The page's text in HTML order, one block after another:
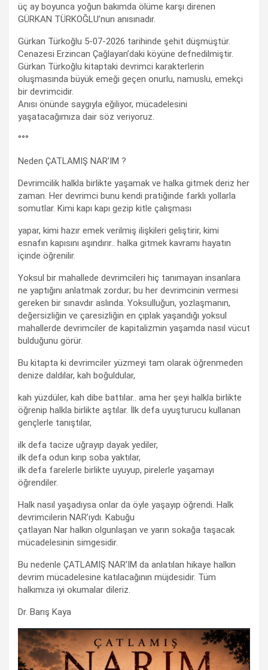
üç ay boyunca yoğun bakımda ölüme karşı direnen
GÜRKAN TÜRKOĞLU’nun anısınadır.
Gürkan Türkoğlu 5-07-2026 tarihinde şehit düşmüştür.
Cenazesi Erzincan Çağlayan’daki köyüne defnedilmiştir.
Gürkan Türkoğlu kitaptaki devrimci karakterlerin
oluşmasında büyük emeği geçen onurlu, namuslu, emekçi
bir devrimcidir.
Anısı önünde saygıyla eğiliyor, mücadelesini
yaşatacağımıza dair söz veriyoruz.
°°°
Neden ÇATLAMIŞ NAR’IM ?
Devrimcilik halkla birlikte yaşamak ve halka gitmek deriz her
zaman. Her devrimci bunu kendi pratiğinde farklı yollarla
somutlar. Kimi kapı kapı gezip kitle çalışması
yapar, kimi hazır emek verilmiş ilişkileri geliştirir, kimi
esnafın kapısını aşındırır.. halka gitmek kavramı hayatın
içinde öğrenilir.
Yoksul bir mahallede devrimcileri hiç tanımayan insanlara
ne yaptığını anlatmak zordur; bu her devrimcinin vermesi
gereken bir sınavdır aslında. Yoksulluğun, yozlaşmanın,
değersizliğin ve çaresizliğin en çıplak yaşandığı yoksul
mahallerde devrimciler de kapitalizmin yaşamda nasıl vücut
bulduğunu görür.
Bu kitapta ki devrimciler yüzmeyi tam olarak öğrenmeden
denize daldılar, kah boğuldular,
kah yüzdüler, kah dibe battılar.. ama her şeyi halkla birlikte
öğrenip halkla birlikte aştılar. İlk defa uyuşturucu kullanan
gençlerle tanıştılar,
ilk defa tacize uğrayıp dayak yediler,
ilk defa odun kırıp soba yaktılar,
ilk defa farelerle birlikte uyuyup, pirelerle yaşamayı
öğrendiler.
Halk nasıl yaşadıysa onlar da öyle yaşayıp öğrendi. Halk
devrimcilerin NAR’ıydı. Kabuğu
çatlayan Nar halkın olgunlaşan ve yarın sokağa taşacak
mücadelesinin simgesidir.
Bu nedenle ÇATLAMIŞ NAR’IM da anlatılan hikaye halkın
devrim mücadelesine katılacağının müjdesidir. Tüm
halkımıza iyi okumalar dileriz.
Dr. Barış Kaya